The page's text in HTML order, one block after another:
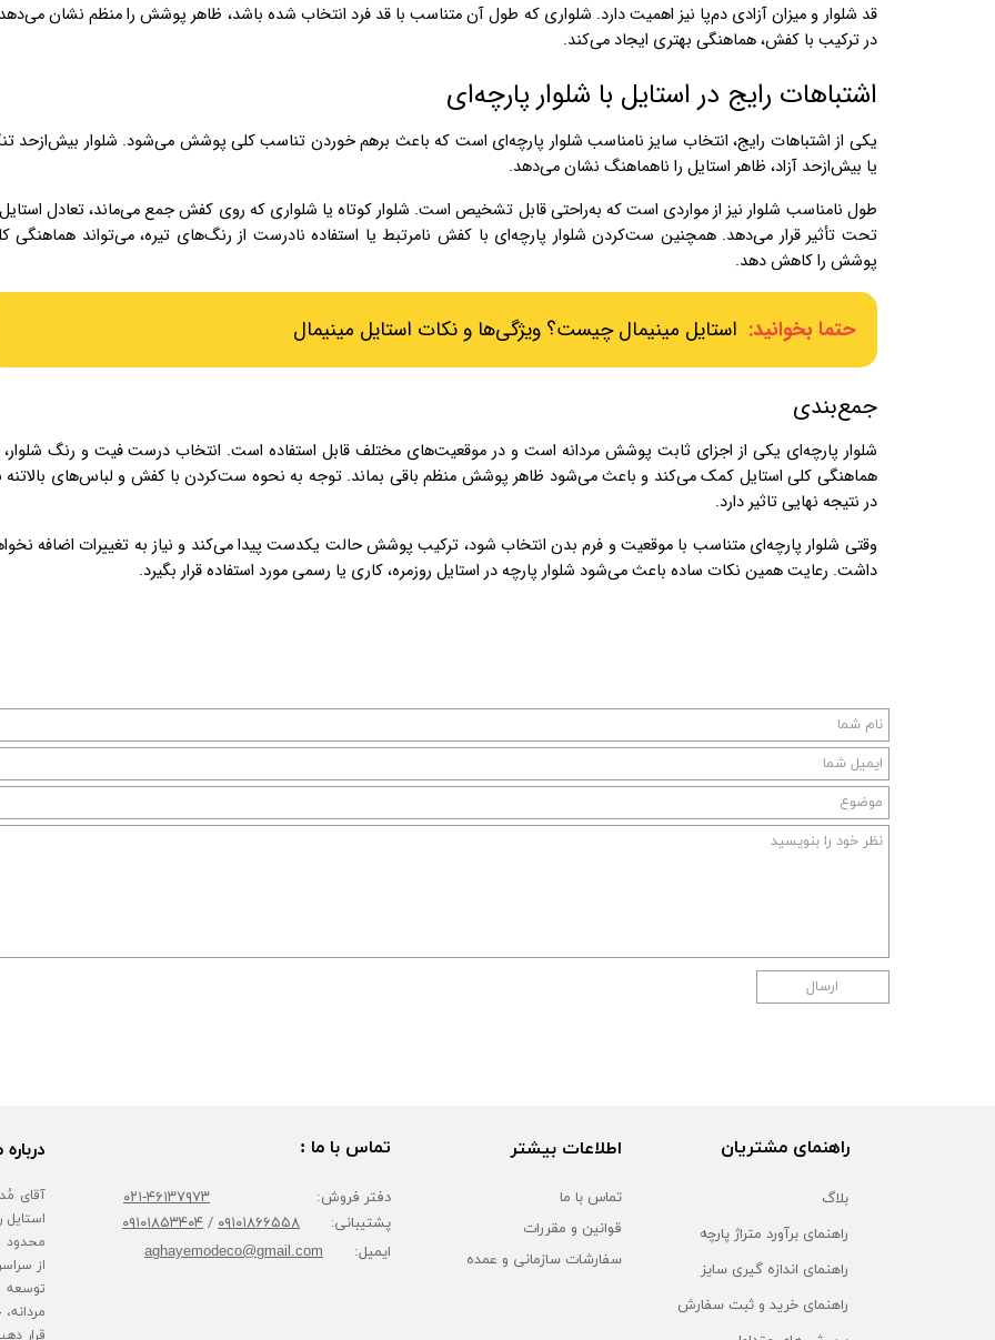
قد شلوار و میزان آزادی دم‌پا نیز اهمیت دارد. شلواری که طول آن متناسب با قد فرد انتخاب شده باشد، ظاهر پوشش را منظم نشان
در ترکیب با کفش، هماهنگی بهتری ایجاد می‌کند.
اشتباهات رایج در استایل با شلوار پارچه‌ای
یکی از اشتباهات رایج، انتخاب سایز نامناسب شلوار پارچه‌ای است که باعث برهم خوردن تناسب کلی پوشش می‌شود. شلوار بیش‌ازحد
یا بیش‌ازحد آزاد، ظاهر استایل را ناهماهنگ نشان می‌دهد.
طول نامناسب شلوار نیز از مواردی است که به‌راحتی قابل تشخیص است. شلوار کوتاه یا شلواری که روی کفش جمع می‌ماند، تعادل استایل
تحت تأثیر قرار می‌دهد. همچنین ست‌کردن شلوار پارچه‌ای با کفش نامرتبط یا استفاده نادرست از رنگ‌های تیره، می‌تواند هماهنگی
پوشش را کاهش دهد.
حتما بخوانید: استایل مینیمال چیست؟ ویژگی‌ها و نکات استایل مینیمال
جمع‌بندی
شلوار پارچه‌ای یکی از اجزای ثابت پوشش مردانه است و در موقعیت‌های مختلف قابل استفاده است. انتخاب درست فیت و رنگ شلوار،
هماهنگی کلی استایل کمک می‌کند و باعث می‌شود ظاهر پوشش منظم باقی بماند. توجه به نحوه ست‌کردن با کفش و لباس‌های بالاتنه
در نتیجه نهایی تاثیر دارد.
وقتی شلوار پارچه‌ای متناسب با موقعیت و فرم بدن انتخاب شود، ترکیب پوشش حالت یکدست پیدا می‌کند و نیاز به تغییرات اضافه
داشت. رعایت همین نکات ساده باعث می‌شود شلوار پارچه‌ در استایل روزمره، کاری یا رسمی مورد استفاده قرار بگیرد.
ارسال
درباره
محدود
از
قرار
راهنمای مشتریان
بلاگ
راهنمای برآورد متراژ پارچه
راهنمای اندازه گیری سایز
راهنمای خرید و ثبت سفارش
اطلاعات بیشتر
تماس با ما
قوانین و مقررات
سفارشات سازمانی و عمده
تماس با ما :
دفتر فروش: ۴۶۱۳۷۹۷۳-۰۲۱
پشتیبانی: ۰۹۱۰۱۸۶۶۵۵۸/۰۹۱۰۱۸۵۳۴۰۴
ایمیل: aghayemodeco@gmail.com